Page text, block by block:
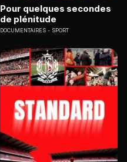
Pour quelques secondes
de plénitude
DOCUMENTAIRES SPORT